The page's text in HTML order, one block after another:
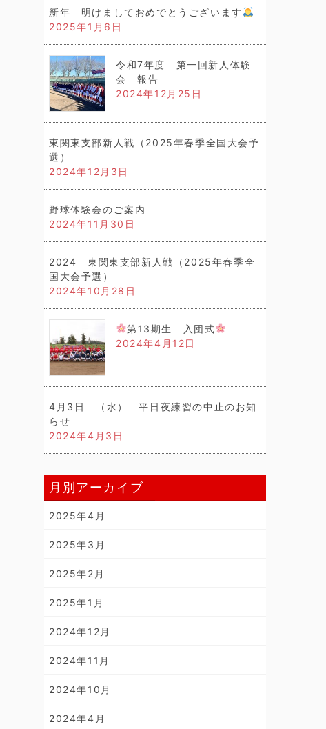
新年 明けましておめでとうございます
2025年1月6日
令和7年度 第一回新人体験
会 報告
2024年12月25日
東関東支部新人戦（2025年春季全国大会予
選）
2024年12月3日
野球体験会のご案内
2024年11月30日
2024 東関東支部新人戦（2025年春季全
国大会予選）
2024年10月28日
第13期生 入団式
2024年4月12日
4月3日 （水） 平日夜練習の中止のお知
らせ
2024年4月3日
月別アーカイブ
2025年4月
2025年3月
2025年2月
2025年1月
2024年12月
2024年11月
2024年10月
2024年4月